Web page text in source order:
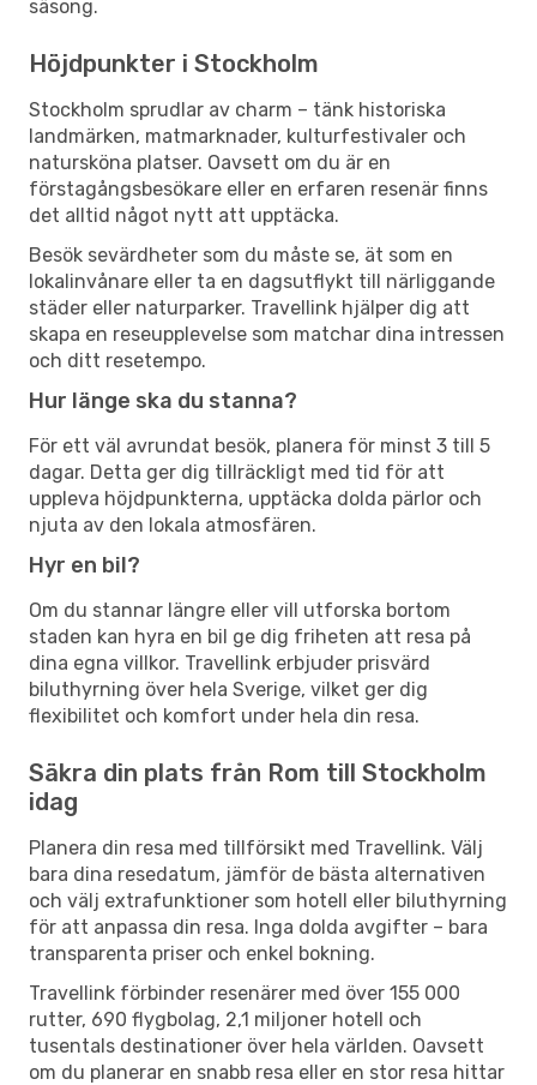
säsong.
Höjdpunkter i Stockholm
Stockholm sprudlar av charm – tänk historiska
landmärken, matmarknader, kulturfestivaler och
natursköna platser. Oavsett om du är en
förstagångsbesökare eller en erfaren resenär finns
det alltid något nytt att upptäcka.
Besök sevärdheter som du måste se, ät som en
lokalinvånare eller ta en dagsutflykt till närliggande
städer eller naturparker. Travellink hjälper dig att
skapa en reseupplevelse som matchar dina intressen
och ditt resetempo.
Hur länge ska du stanna?
För ett väl avrundat besök, planera för minst 3 till 5
dagar. Detta ger dig tillräckligt med tid för att
uppleva höjdpunkterna, upptäcka dolda pärlor och
njuta av den lokala atmosfären.
Hyr en bil?
Om du stannar längre eller vill utforska bortom
staden kan hyra en bil ge dig friheten att resa på
dina egna villkor. Travellink erbjuder prisvärd
biluthyrning över hela Sverige, vilket ger dig
flexibilitet och komfort under hela din resa.
Säkra din plats från Rom till Stockholm
idag
Planera din resa med tillförsikt med Travellink. Välj
bara dina resedatum, jämför de bästa alternativen
och välj extrafunktioner som hotell eller biluthyrning
för att anpassa din resa. Inga dolda avgifter – bara
transparenta priser och enkel bokning.
Travellink förbinder resenärer med över 155 000
rutter, 690 flygbolag, 2,1 miljoner hotell och
tusentals destinationer över hela världen. Oavsett
om du planerar en snabb resa eller en stor resa hittar